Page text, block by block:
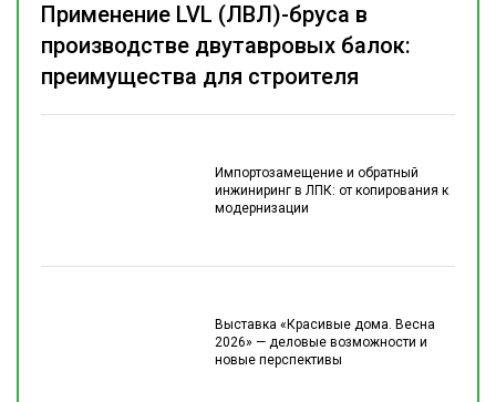
Импортозамещение и обратный
инжиниринг в ЛПК: от копирования к
модернизации
Выставка «Красивые дома. Весна
2026» — деловые возможности и
новые перспективы
Применение LVL (ЛВЛ)-бруса в
производстве двутавровых балок:
преимущества для строителя